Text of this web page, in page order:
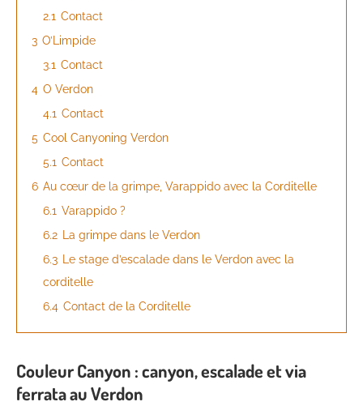
2.1 Contact
3 O’Limpide
3.1 Contact
4 O Verdon
4.1 Contact
5 Cool Canyoning Verdon
5.1 Contact
6 Au cœur de la grimpe, Varappido avec la Corditelle
6.1 Varappido ?
6.2
La grimpe dans le Verdon
6.3
Le stage d’escalade dans le Verdon avec la
corditelle
6.4 Contact de la Corditelle
Couleur Canyon : canyon, escalade et via
ferrata au Verdon